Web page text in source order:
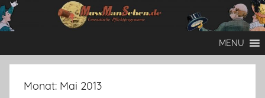
Zum
Inhalt
MENU
Monat: Mai 2013